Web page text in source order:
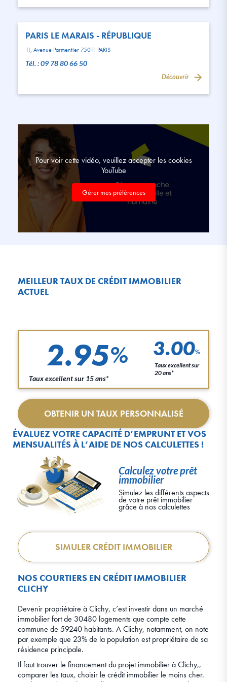
PARIS LE MARAIS - RÉPUBLIQUE
11, Avenue Parmentier 75011 PARIS
Tél. : 09 78 80 66 50
Découvrir
Pour voir cette vidéo, veuillez accepter les cookies
YouTube
Gérer mes préférences
MEILLEUR TAUX DE CRÉDIT IMMOBILIER
ACTUEL
2.95%
Taux excellent sur 15 ans*
3.00%
Taux excellent sur
20 ans*
OBTENIR UN TAUX PERSONNALISÉ
ÉVALUEZ VOTRE CAPACITÉ D’EMPRUNT ET VOS
MENSUALITÉS À L’AIDE DE NOS CALCULETTES !
Calculez votre prêt
immobilier
Simulez les différents aspects
de votre prêt immobilier
grâce à nos calculettes
SIMULER CRÉDIT IMMOBILIER
NOS COURTIERS EN CRÉDIT IMMOBILIER
CLICHY
Devenir propriétaire à Clichy, c’est investir dans un marché
immobilier fort de 30480 logements que compte cette
commune de 59240 habitants. A Clichy, notamment, on note
par exemple que 23% de la population est propriétaire de sa
résidence principale.
Il faut trouver le financement du projet immobilier à Clichy,,
comparer les taux, choisir le crédit immobilier le moins cher.